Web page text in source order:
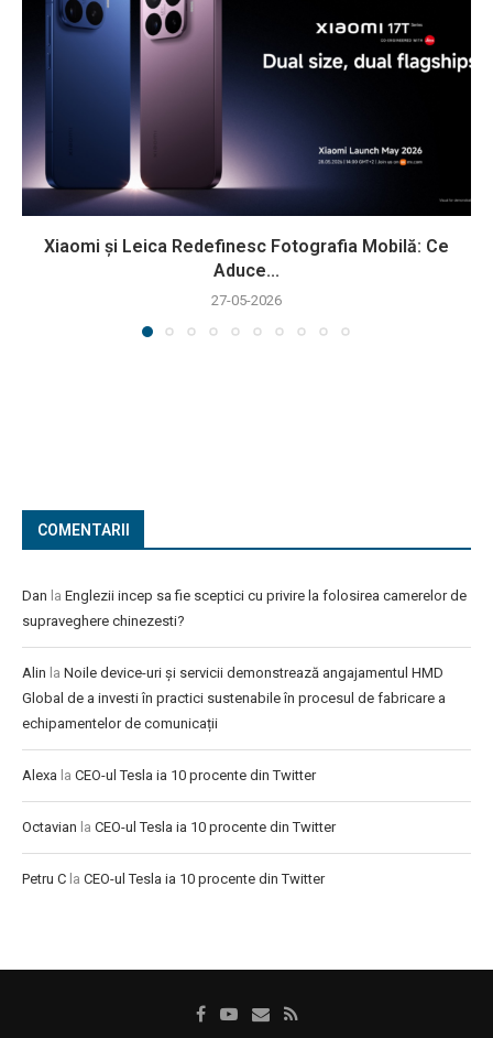
Xiaomi și Leica Redefinesc Fotografia Mobilă: Ce
Aduce...
27-05-2026
COMENTARII
Dan la Englezii incep sa fie sceptici cu privire la folosirea camerelor de
supraveghere chinezesti?
Alin la Noile device-uri și servicii demonstrează angajamentul HMD
Global de a investi în practici sustenabile în procesul de fabricare a
echipamentelor de comunicații
Alexa la CEO-ul Tesla ia 10 procente din Twitter
Octavian la CEO-ul Tesla ia 10 procente din Twitter
Petru C la CEO-ul Tesla ia 10 procente din Twitter